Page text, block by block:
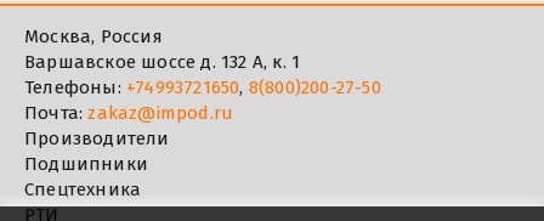
Москва, Россия
Варшавское шоссе д. 132 А, к. 1
Телефоны: +74993721650, 8(800)200-27-50
Почта:zakaz@impod.ru
Производители
Подшипники
Спецтехника
РТИ